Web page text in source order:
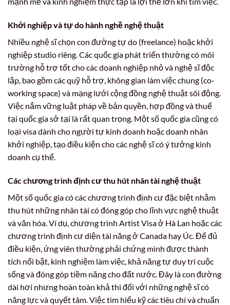
Khởi nghiệp và tự do hành nghề nghệ thuật
Nhiều nghệ sĩ chọn con đường tự do (freelance) hoặc khởi
nghiệp studio riêng. Các quốc gia phát triển thường có môi
trường hỗ trợ tốt cho các doanh nghiệp nhỏ và nghệ sĩ độc
lập, bao gồm các quỹ hỗ trợ, không gian làm việc chung (co-
working space) và mạng lưới cộng đồng nghệ thuật sôi động.
Việc nắm vững luật pháp về bản quyền, hợp đồng và thuế
tại quốc gia sở tại là rất quan trọng. Một số quốc gia cũng có
loại visa dành cho người tự kinh doanh hoặc doanh nhân
khởi nghiệp, tạo điều kiện cho các nghệ sĩ có ý tưởng kinh
doanh cụ thể.
Các chương trình định cư thu hút nhân tài nghệ thuật
Một số quốc gia có các chương trình định cư đặc biệt nhằm
thu hút những nhân tài có đóng góp cho lĩnh vực nghệ thuật
và văn hóa. Ví dụ, chương trình Artist Visa ở Hà Lan hoặc các
chương trình định cư diện tài năng ở Canada hay Úc. Để đủ
điều kiện, ứng viên thường phải chứng minh được thành
tích nổi bật, kinh nghiệm làm việc, khả năng tự duy trì cuộc
sống và đóng góp tiềm năng cho đất nước. Đây là con đường
dài hơi nhưng hoàn toàn khả thi đối với những nghệ sĩ có
năng lực và quyết tâm. Việc tìm hiểu kỹ các tiêu chí và chuẩn